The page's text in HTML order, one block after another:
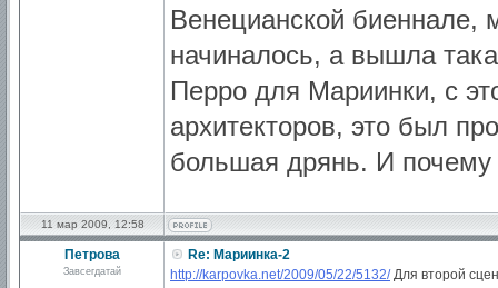
Венецианской биеннале,
начиналось, а вышла
Перро для Мариинки, с
архитекторов, это был
большая дрянь. И почему
11 мар 2009, 12:58
Петрова
Завсегдатай
Re: Мариинка-2
http://karpovka.net/2009/05/22/5132/Для второй